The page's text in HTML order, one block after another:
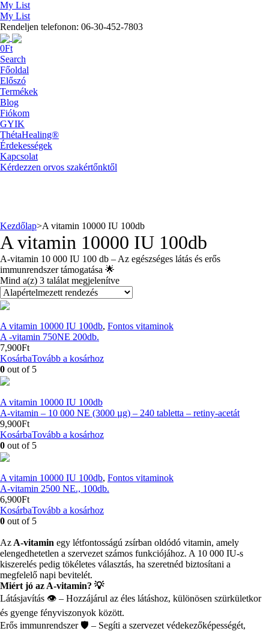
My List
My List
Rendeljen telefonon: 06-30-452-7803
0Ft
Search
Főoldal
Előszó
Termékek
Blog
Fiókom
GYIK
ThétaHealing®
Érdekességek
Kapcsolat
Kérdezzen orvos szakértőnktől
Kezdőlap>A vitamin 10000 IU 100db
A vitamin 10000 IU 100db
A-vitamin 10 000 IU 100 db – Az egészséges látás és erős
immunrendszer támogatása 🌟
Mind a(z) 3 találat megjelenítve
A vitamin 10000 IU 100db, Fontos vitaminok
A -vitamin 750NE 200db.
7,900Ft
KosárbaTovább a kosárhoz
0 out of 5
A vitamin 10000 IU 100db
A-vitamin – 10 000 NE (3000 µg) – 240 tabletta – retiny-acetát
9,900Ft
KosárbaTovább a kosárhoz
0 out of 5
A vitamin 10000 IU 100db, Fontos vitaminok
A-vitamin 2500 NE., 100db.
6,900Ft
KosárbaTovább a kosárhoz
0 out of 5
Az A-vitamin egy létfontosságú zsírban oldódó vitamin, amely
elengedhetetlen a szervezet számos funkciójához. A 10 000 IU-s
kiszerelés pedig tökéletes választás, ha szeretnéd biztosítani a
megfelelő napi bevitelét.
Miért jó az A-vitamin? 💡
Látásjavítás 👁️ – Hozzájárul az éles látáshoz, különösen szürkületkor
és gyenge fényviszonyok között.
Erős immunrendszer 🛡️ – Segíti a szervezet védekezőképességét,